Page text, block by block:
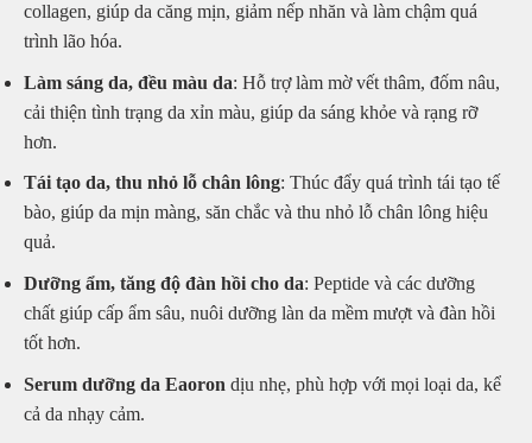
collagen, giúp da căng mịn, giảm nếp nhăn và làm chậm quá
trình lão hóa.
Làm sáng da, đều màu da: Hỗ trợ làm mờ vết thâm, đốm nâu,
cải thiện tình trạng da xỉn màu, giúp da sáng khỏe và rạng rỡ
hơn.
Tái tạo da, thu nhỏ lỗ chân lông: Thúc đẩy quá trình tái tạo tế
bào, giúp da mịn màng, săn chắc và thu nhỏ lỗ chân lông hiệu
quả.
Dưỡng ẩm, tăng độ đàn hồi cho da: Peptide và các dưỡng
chất giúp cấp ẩm sâu, nuôi dưỡng làn da mềm mượt và đàn hồi
tốt hơn.
Serum dưỡng da Eaoron dịu nhẹ, phù hợp với mọi loại da, kể
cả da nhạy cảm.